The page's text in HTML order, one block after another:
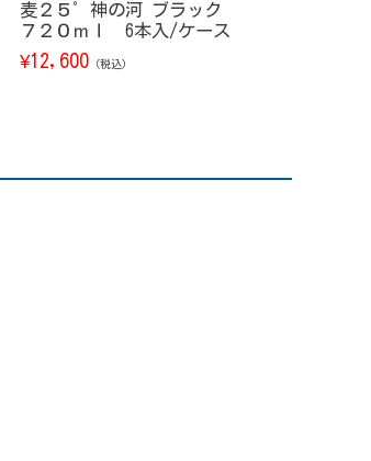
麦２５゜神の河 ブラック
７２０ｍｌ 6本入/ケース
¥12,600 （税込）